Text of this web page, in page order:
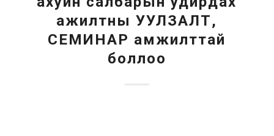
ажилтны УУЛЗАЛТ,
СЕМИНАР амжилттай
боллоо